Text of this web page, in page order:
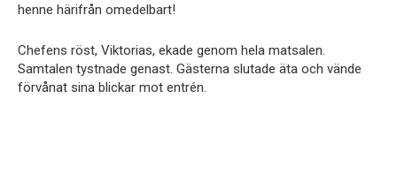
henne härifrån omedelbart!
Chefens röst, Viktorias, ekade genom hela matsalen.
Samtalen tystnade genast. Gästerna slutade äta och vände
förvånat sina blickar mot entrén.